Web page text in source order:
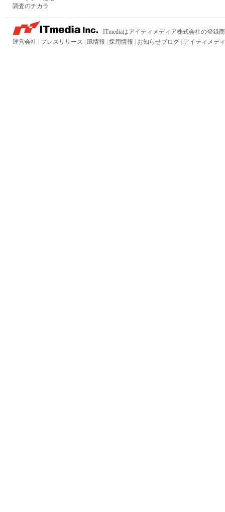
調査のチカラ
ITmediaはアイティメディア株式会社の登録
運営会社
プレスリリース IR情報 採用情報 お知らせブログ アイティメデ